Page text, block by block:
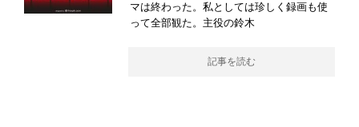
マは終わった。私としては珍しく録画も使
って全部観た。主役の鈴木
記事を読む